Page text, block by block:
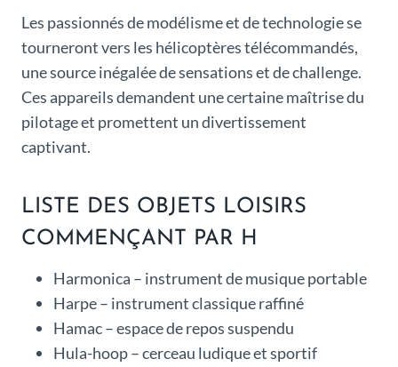
Les passionnés de modélisme et de technologie se
tourneront vers les hélicoptères télécommandés,
une source inégalée de sensations et de challenge.
Ces appareils demandent une certaine maîtrise du
pilotage et promettent un divertissement
captivant.
LISTE DES OBJETS LOISIRS
COMMENÇANT PAR H
Harmonica – instrument de musique portable
Harpe – instrument classique raffiné
Hamac – espace de repos suspendu
Hula-hoop – cerceau ludique et sportif